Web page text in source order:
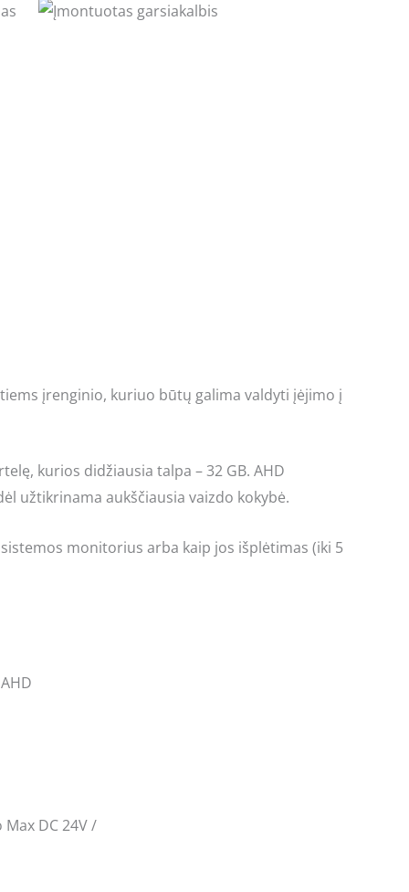
įrenginio, kuriuo būtų galima valdyti įėjimo į
kurios didžiausia talpa – 32 GB. AHD
užtikrinama aukščiausia vaizdo kokybė.
monitorius arba kaip jos išplėtimas (iki 5
Max DC 24V /